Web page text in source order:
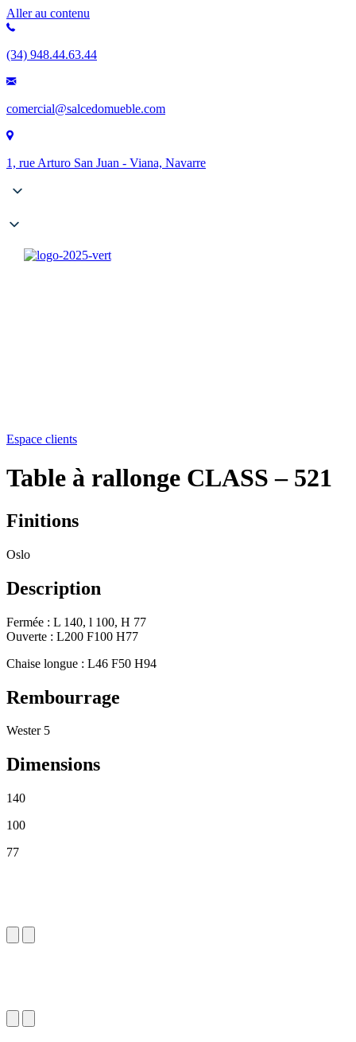
Aller au contenu
(34) 948.44.63.44
comercial@salcedomueble.com
1, rue Arturo San Juan - Viana, Navarre
Espace clients
Table à rallonge CLASS – 521
Finitions
Oslo
Description
Fermée : L 140, l 100, H 77
Ouverte : L200 F100 H77
Chaise longue : L46 F50 H94
Rembourrage
Wester 5
Dimensions
140
100
77